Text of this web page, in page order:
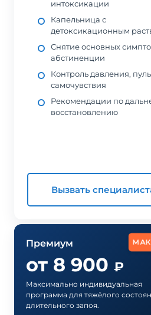
Я сам обратился в наркологическую
«Станция Жизни», когда понял, что
полностью контролирует мою жизнь. Было
страшно и стыдно, но на консультации эти
чувства быстро ушли. Врач внимательно
выслушал, объяснил, что со мной
интоксикации
Капельница с
детоксикационным
Снятие основных
абстиненции
Контроль давления,
самочувствия
Рекомендации по
восстановлению
Вызвать
Премиум
от 8 900 ₽
Максимально индивидуальная
программа для тяжёлого
длительного запоя.